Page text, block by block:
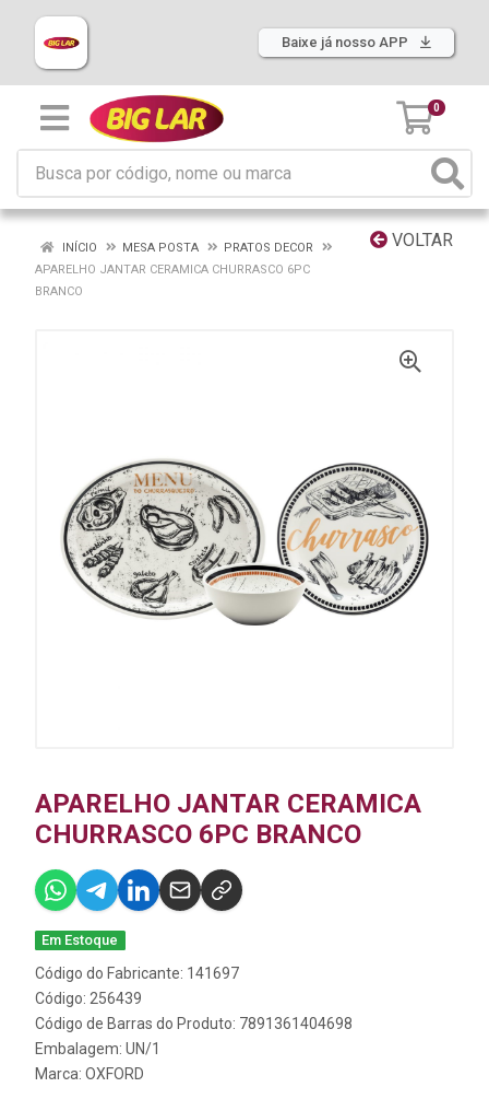
Baixe já nosso APP
0
VOLTAR
INÍCIO MESA POSTA
PRATOS DECOR
APARELHO JANTAR CERAMICA CHURRASCO 6PC
BRANCO
APARELHO JANTAR CERAMICA
CHURRASCO 6PC BRANCO
Em Estoque
Código do Fabricante: 141697
Código: 256439
Código de Barras do Produto: 7891361404698
Embalagem: UN/1
Marca: OXFORD